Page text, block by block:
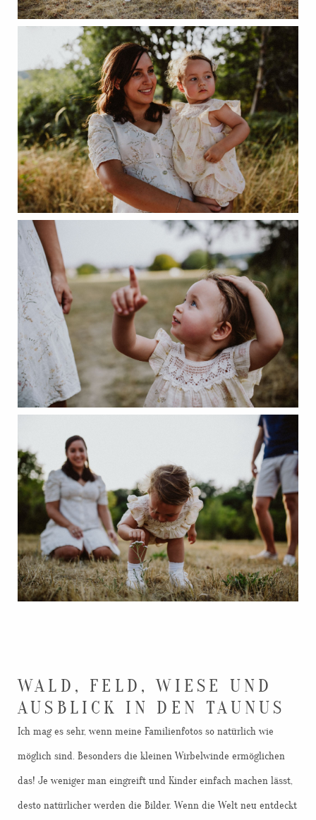
WALD, FELD, WIESE UND
AUSBLICK IN DEN TAUNUS
Ich mag es sehr, wenn meine Familienfotos so natürlich wie
möglich sind. Besonders die kleinen Wirbelwinde ermöglichen
das! Je weniger man eingreift und Kinder einfach machen lässt,
desto natürlicher werden die Bilder. Wenn die Welt neu entdeckt